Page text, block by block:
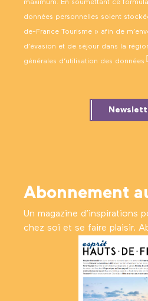
maximum. En soumettant ce
données personnelles soient
de-France Tourisme » afin de
d’évasion et de séjour dans la
générales d’utilisation des données
Abonnement
Un magazine d’inspirations
chez soi et se faire plaisir.